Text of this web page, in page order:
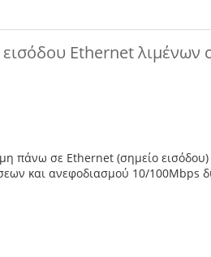
Ethernet λιμένων
πάνω σε Ethernet (σημείο
και ανεφοδιασμού 10/100Mbps